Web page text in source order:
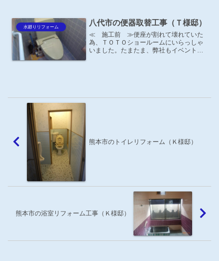
水廻りリフォーム 八代市の便器取替工事（Ｔ様邸）
≪ 施工前 ≫便座が割れて壊れていた
為、ＴＯＴＯショールームにいらっしゃ
いました。たまたま、弊社もイベントを
熊本市のトイレリフォーム（Ｋ様邸）
熊本市の浴室リフォーム工事（Ｋ様邸）